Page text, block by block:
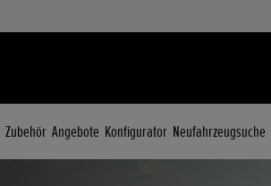
Zubehör Angebote Konfigurator Neufahrzeugsuche